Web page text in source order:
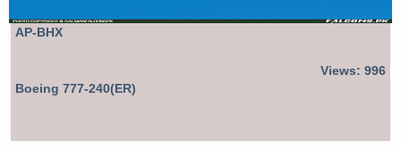
AP-BHX
Views: 996
Boeing 777-240(ER)